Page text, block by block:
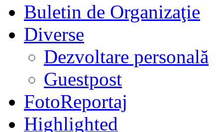
Buletin de Organizaţie
Diverse
Dezvoltare personală
Guestpost
FotoReportaj
Highlighted